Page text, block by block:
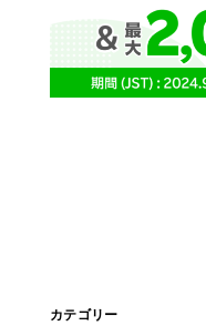
カテゴリー